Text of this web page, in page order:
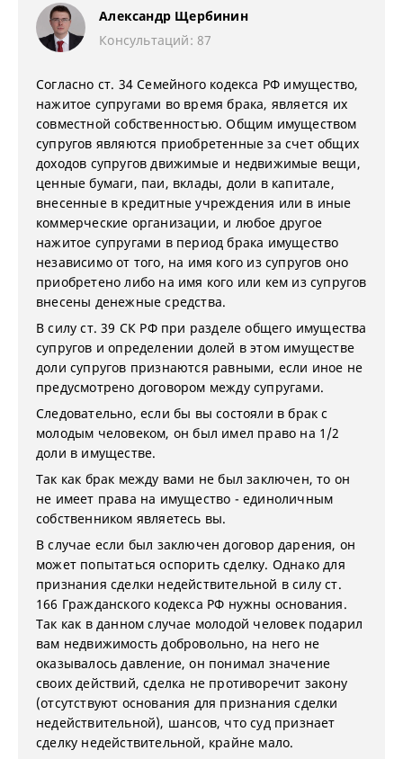
Александр Щербинин
Консультаций: 87
Согласно ст. 34 Семейного кодекса РФ имущество,
нажитое супругами во время брака, является их
совместной собственностью. Общим имуществом
супругов являются приобретенные за счет общих
доходов супругов движимые и недвижимые вещи,
ценные бумаги, паи, вклады, доли в капитале,
внесенные в кредитные учреждения или в иные
коммерческие организации, и любое другое
нажитое супругами в период брака имущество
независимо от того, на имя кого из супругов оно
приобретено либо на имя кого или кем из супругов
внесены денежные средства.
В силу ст. 39 СК РФ при разделе общего имущества
супругов и определении долей в этом имуществе
доли супругов признаются равными, если иное не
предусмотрено договором между супругами.
Следовательно, если бы вы состояли в брак с
молодым человеком, он был имел право на 1/2
доли в имуществе.
Так как брак между вами не был заключен, то он
не имеет права на имущество - единоличным
собственником являетесь вы.
В случае если был заключен договор дарения, он
может попытаться оспорить сделку. Однако для
признания сделки недействительной в силу ст.
166 Гражданского кодекса РФ нужны основания.
Так как в данном случае молодой человек подарил
вам недвижимость добровольно, на него не
оказывалось давление, он понимал значение
своих действий, сделка не противоречит закону
(отсутствуют основания для признания сделки
недействительной), шансов, что суд признает
сделку недействительной, крайне мало.